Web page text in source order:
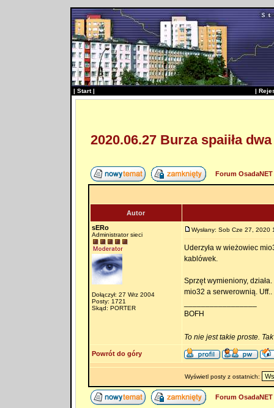
| Start| |
2020.06.27 Burza spaiiła
Forum
Autor
sERo
Administrator sieci
Dołączył: 27 Wrz 2004
Posty: 1721
Skąd: PORTER
Wysłany: Sob Cze 27, 2020
Uderzyła w wieżowiec
kablówek.
Sprzęt wymieniony,
mio32 a serwerownią. Uff..
BOFH
To nie jest takie proste.
Powrót do góry
Wyświetl posty z ostatnich:
Forum